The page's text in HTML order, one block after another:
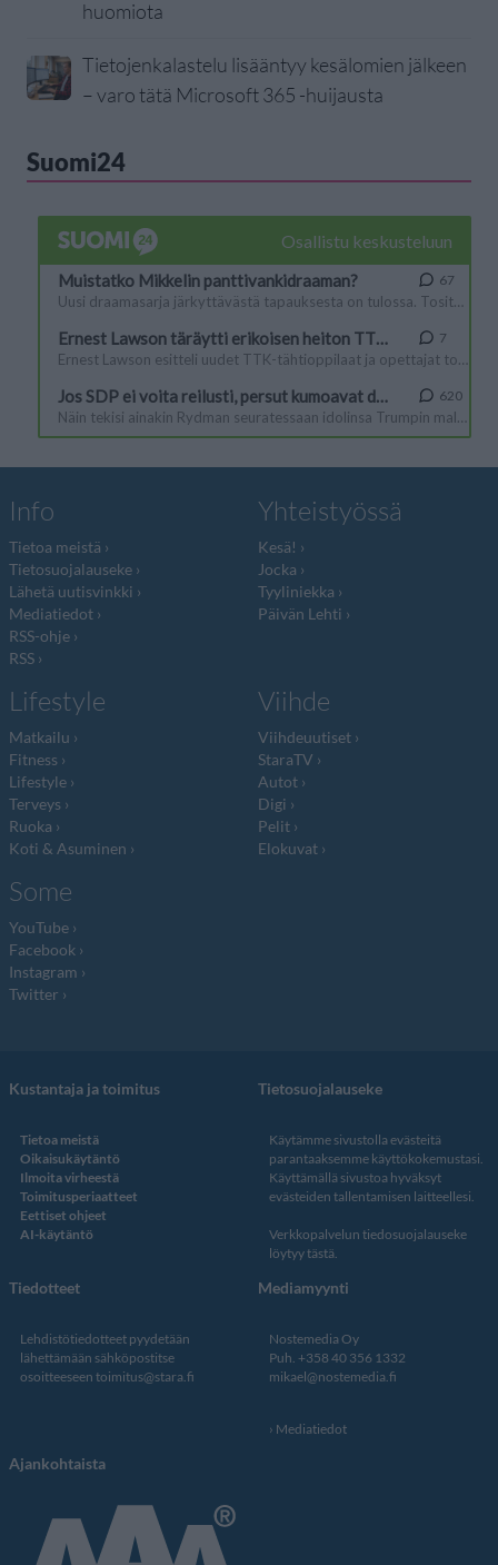
huomiota
Tietojenkalastelu lisääntyy kesälomien jälkeen
– varo tätä Microsoft 365 -huijausta
Suomi24
Info
Tietoa meistä
Tietosuojalauseke
Lähetä uutisvinkki
Mediatiedot
RSS-ohje
RSS
Yhteistyössä
Kesä!
Jocka
Tyyliniekka
Päivän Lehti
Lifestyle
Matkailu
Fitness
Lifestyle
Terveys
Ruoka
Koti & Asuminen
Viihde
Viihdeuutiset
StaraTV
Autot
Digi
Pelit
Elokuvat
Some
YouTube
Facebook
Instagram
Twitter
Kustantaja ja toimitus
Tietoa meistä
Oikaisukäytäntö
Ilmoita virheestä
Toimitusperiaatteet
Eettiset ohjeet
AI-käytäntö
Tietosuojalauseke
Käytämme sivustolla evästeitä
parantaaksemme käyttökokemustasi.
Käyttämällä sivustoa hyväksyt
evästeiden tallentamisen laitteellesi.
Verkkopalvelun tiedosuojalauseke
löytyy tästä.
Tiedotteet
Lehdistötiedotteet pyydetään
lähettämään sähköpostitse
osoitteeseen toimitus@stara.fi
Mediamyynti
Nostemedia Oy
Puh. +358 40 356 1332
mikael@nostemedia.fi
Mediatiedot
Ajankohtaista